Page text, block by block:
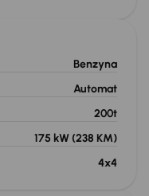
Benzyna
Automat
200t
175 kW (238 KM)
4x4